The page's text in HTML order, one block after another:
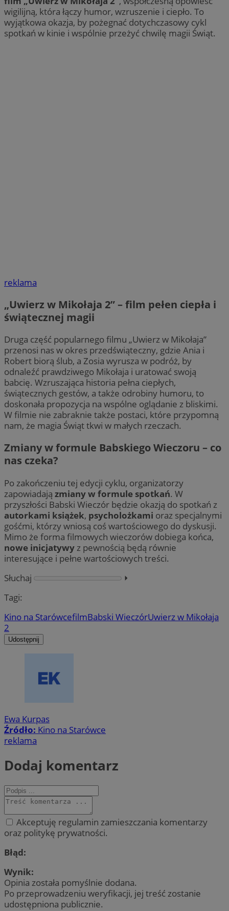
wigilijną, która łączy humor, wzruszenie i ciepło. To
wyjątkowa okazja, by pożegnać dotychczasowy cykl
spotkań w kinie i wspólnie przeżyć chwilę magii Świąt.
reklama
„Uwierz w Mikołaja 2” – film pełen ciepła i
świątecznej magii
Druga część popularnego filmu „Uwierz w Mikołaja”
przenosi nas w okres przedświąteczny, gdzie Ania i
Robert biorą ślub, a Zosia wyrusza w podróż, by
odnaleźć prawdziwego Mikołaja i uratować swoją
babcię. Wzruszająca historia pełna ciepłych,
świątecznych gestów, a także odrobiny humoru, to
doskonała propozycja na wspólne oglądanie z bliskimi.
W filmie nie zabraknie także postaci, które przypomną
nam, że magia Świąt tkwi w małych rzeczach.
Zmiany w formule Babskiego Wieczoru – co
nas czeka?
Po zakończeniu tej edycji cyklu, organizatorzy
zapowiadają zmiany w formule spotkań. W
przyszłości Babski Wieczór będzie okazją do spotkań z
autorkami książek, psycholożkami oraz specjalnymi
gośćmi, którzy wniosą coś wartościowego do dyskusji.
Mimo że forma filmowych wieczorów dobiega końca,
nowe inicjatywy z pewnością będą równie
interesujące i pełne wartościowych treści.
Słuchaj
⏵︎
Tagi:
Kino na StarówcefilmBabski WieczórUwierz w Mikołaja
2
Udostępnij
Ewa Kurpas
Źródło: Kino na Starówce
reklama
Dodaj komentarz
Akceptuję regulamin zamieszczania komentarzy
oraz politykę prywatności.
Błąd:
Wynik:
Opinia została pomyślnie dodana.
Po przeprowadzeniu weryfikacji, jej treść zostanie
udostępniona publicznie.